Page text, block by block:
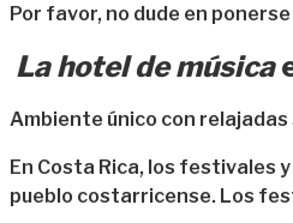
Por favor, no dude en ponerse
La hotel de música
Ambiente único con relajadas
En Costa Rica, los festivales
pueblo costarricense. Los